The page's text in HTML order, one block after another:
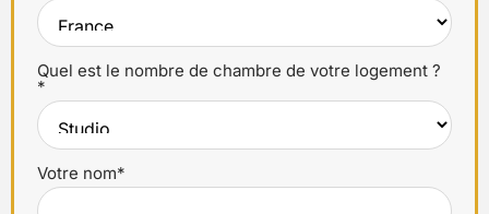
Quel est le nombre de chambre de votre logement ?
*
Votre nom*